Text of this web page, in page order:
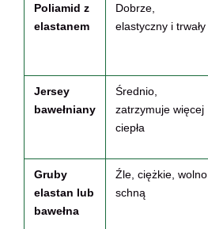
Poliamid z
elastanem
Dobrze,
elastyczny i trwały
Jersey
bawełniany
Średnio,
zatrzymuje więcej
ciepła
Gruby
elastan lub
bawełna
Źle, ciężkie, wolno
schną